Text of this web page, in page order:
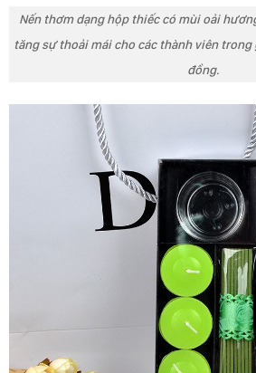
Nến thơm dạng hộp thiếc có mùi oải
tăng sự thoải mái cho các thành viên trong
đồng.